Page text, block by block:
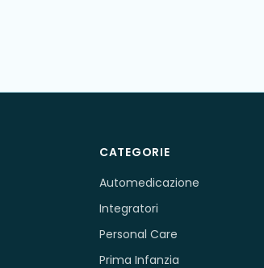
CATEGORIE
Automedicazione
Integratori
Personal Care
Prima Infanzia